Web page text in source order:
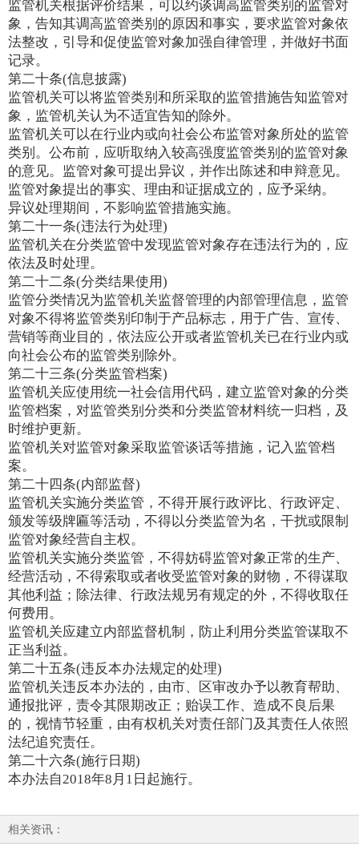
监管机关根据评价结果，可以约谈调高监管类别的监管对
象，告知其调高监管类别的原因和事实，要求监管对象依
法整改，引导和促使监管对象加强自律管理，并做好书面
记录。
第二十条(信息披露)
监管机关可以将监管类别和所采取的监管措施告知监管对
象，监管机关认为不适宜告知的除外。
监管机关可以在行业内或向社会公布监管对象所处的监管
类别。公布前，应听取纳入较高强度监管类别的监管对象
的意见。监管对象可提出异议，并作出陈述和申辩意见。
监管对象提出的事实、理由和证据成立的，应予采纳。
异议处理期间，不影响监管措施实施。
第二十一条(违法行为处理)
监管机关在分类监管中发现监管对象存在违法行为的，应
依法及时处理。
第二十二条(分类结果使用)
监管分类情况为监管机关监督管理的内部管理信息，监管
对象不得将监管类别印制于产品标志，用于广告、宣传、
营销等商业目的，依法应公开或者监管机关已在行业内或
向社会公布的监管类别除外。
第二十三条(分类监管档案)
监管机关应使用统一社会信用代码，建立监管对象的分类
监管档案，对监管类别分类和分类监管材料统一归档，及
时维护更新。
监管机关对监管对象采取监管谈话等措施，记入监管档
案。
第二十四条(内部监督)
监管机关实施分类监管，不得开展行政评比、行政评定、
颁发等级牌匾等活动，不得以分类监管为名，干扰或限制
监管对象经营自主权。
监管机关实施分类监管，不得妨碍监管对象正常的生产、
经营活动，不得索取或者收受监管对象的财物，不得谋取
其他利益；除法律、行政法规另有规定的外，不得收取任
何费用。
监管机关应建立内部监督机制，防止利用分类监管谋取不
正当利益。
第二十五条(违反本办法规定的处理)
监管机关违反本办法的，由市、区审改办予以教育帮助、
通报批评，责令其限期改正；贻误工作、造成不良后果
的，视情节轻重，由有权机关对责任部门及其责任人依照
法纪追究责任。
第二十六条(施行日期)
本办法自2018年8月1日起施行。
相关资讯：